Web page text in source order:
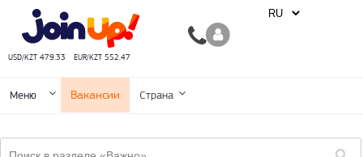
USD/KZT 479.33 EUR/KZT 552.47
Меню Вакансии Страна